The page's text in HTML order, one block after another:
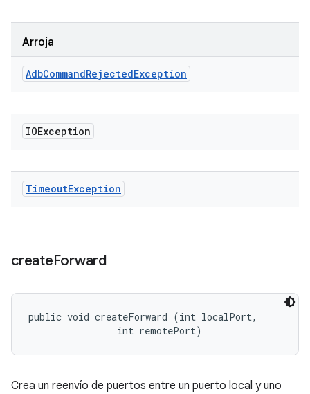
Arroja
AdbCommandRejectedException
IOException
TimeoutException
createForward
public void createForward (int localPort,
                int remotePort)
Crea un reenvío de puertos entre un puerto local y uno